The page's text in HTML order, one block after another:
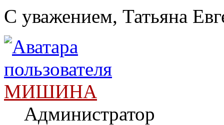
С уважением, Татьяна
МИШИНА
Администратор